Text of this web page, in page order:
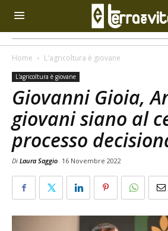
Home L'agricoltura è giovane
L'agricoltura è giovane
Giovanni Gioia,
giovani siano al
processo
Di Laura Saggio 16 Novembre 2022